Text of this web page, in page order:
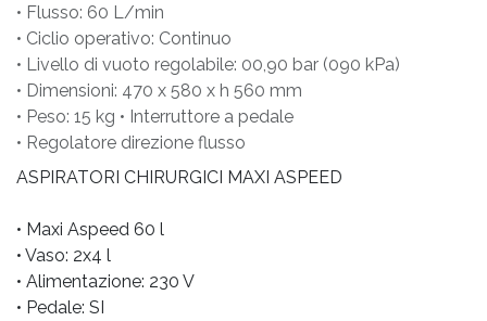
• Flusso: 60 L/min
• Ciclio operativo: Continuo
• Livello di vuoto regolabile: 00,90 bar (090 kPa)
• Dimensioni: 470 x 580 x h 560 mm
• Peso: 15 kg • Interruttore a pedale
• Regolatore direzione flusso
ASPIRATORI CHIRURGICI MAXI ASPEED
• Maxi Aspeed 60 l
• Vaso: 2x4 l
• Alimentazione: 230 V
• Pedale: SI